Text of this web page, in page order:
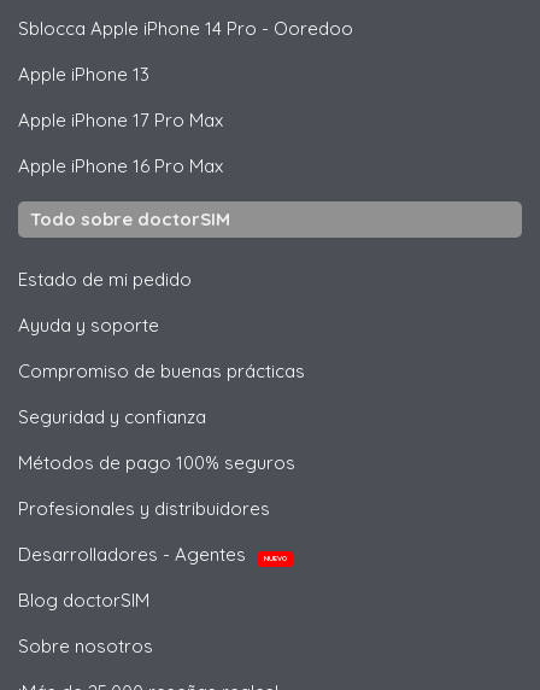
Sblocca Apple iPhone 14 Pro - Ooredoo
Apple iPhone 13
Apple iPhone 17 Pro Max
Apple iPhone 16 Pro Max
Todo sobre doctorSIM
Estado de mi pedido
Ayuda y soporte
Compromiso de buenas prácticas
Seguridad y confianza
Métodos de pago 100% seguros
Profesionales y distribuidores
Desarrolladores - Agentes
NUEVO
Blog doctorSIM
Sobre nosotros